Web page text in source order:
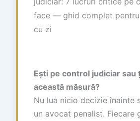
face — ghid complet
cu zi
Ești pe control judiciar sau
această măsură?
Nu lua nicio decizie înainte
un avocat penalist. Fiecare